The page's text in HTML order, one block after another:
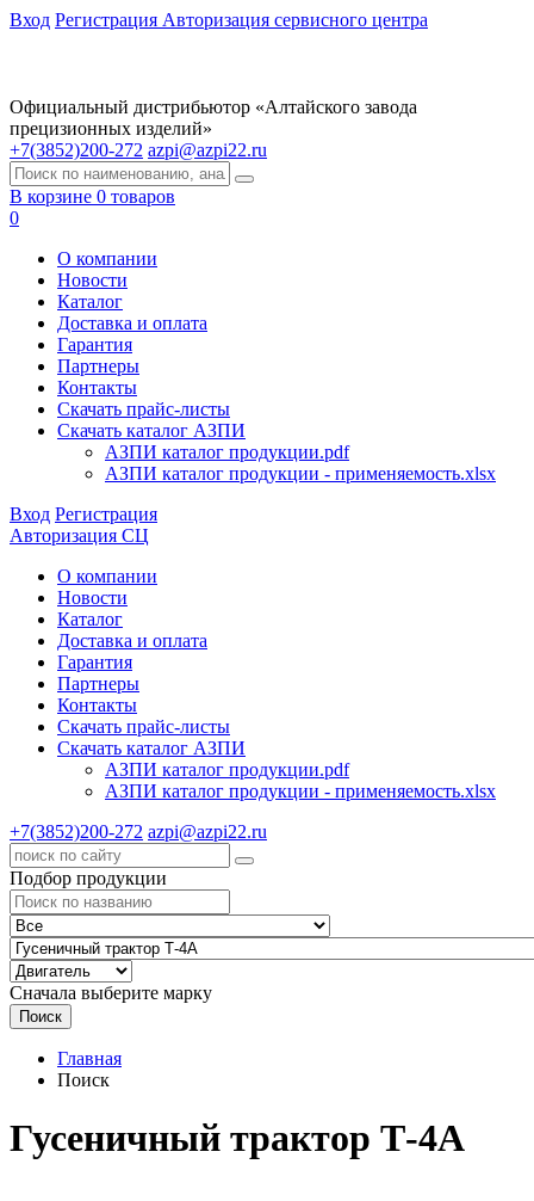
Вход Регистрация Авторизация сервисного центра
Официальный дистрибьютор «Алтайского завода
прецизионных изделий»
+7(3852)200-272 azpi@azpi22.ru
В корзине 0 товаров
0
О компании
Новости
Каталог
Доставка и оплата
Гарантия
Партнеры
Контакты
Скачать прайс-листы
Скачать каталог АЗПИ
АЗПИ каталог продукции.pdf
АЗПИ каталог продукции - применяемость.xlsx
Вход Регистрация
Авторизация СЦ
О компании
Новости
Каталог
Доставка и оплата
Гарантия
Партнеры
Контакты
Скачать прайс-листы
Скачать каталог АЗПИ
АЗПИ каталог продукции.pdf
АЗПИ каталог продукции - применяемость.xlsx
+7(3852)200-272 azpi@azpi22.ru
Подбор продукции
Сначала выберите марку
Поиск
Главная
Поиск
Гусеничный трактор Т-4А